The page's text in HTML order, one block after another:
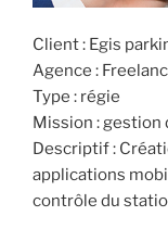
Client : Egis
Agence :
Type : régie
Mission :
Descriptif :
applications
contrôle du